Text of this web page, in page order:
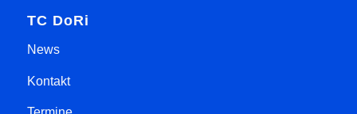
TC DoRi
News
Kontakt